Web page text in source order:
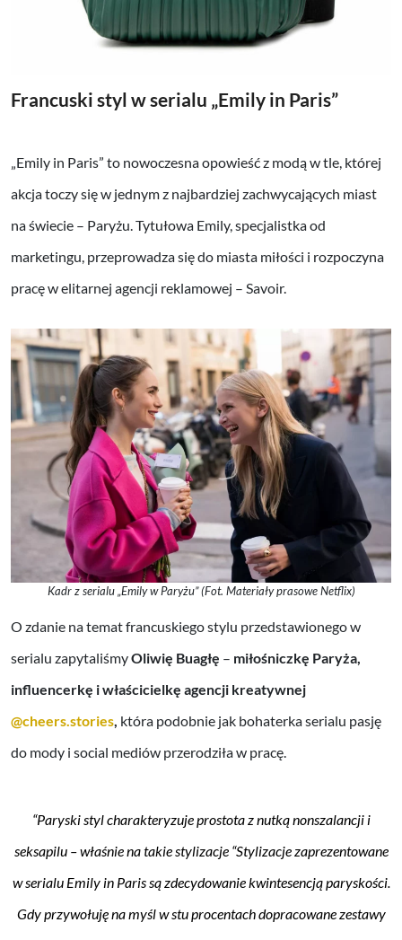
Francuski styl w serialu „Emily in Paris”
„Emily in Paris” to nowoczesna opowieść z modą w tle, której
akcja toczy się w jednym z najbardziej zachwycających miast
na świecie – Paryżu. Tytułowa Emily, specjalistka od
marketingu, przeprowadza się do miasta miłości i rozpoczyna
pracę w elitarnej agencji reklamowej – Savoir.
Kadr z serialu „Emily w Paryżu” (Fot. Materiały prasowe Netflix)
O zdanie na temat francuskiego stylu przedstawionego w
serialu zapytaliśmyOliwię Buagłę – miłośniczkę Paryża,
influencerkę i właścicielkę agencji kreatywnej
@cheers.stories, która podobnie jak bohaterka serialu pasję
do mody i social mediów przerodziła w pracę.
“Paryski styl charakteryzuje prostota z nutką nonszalancji i
seksapilu – właśnie na takie stylizacje “Stylizacje zaprezentowane
w serialu Emily in Paris są zdecydowanie kwintesencją paryskości.
Gdy przywołuję na myśl w stu procentach dopracowane zestawy